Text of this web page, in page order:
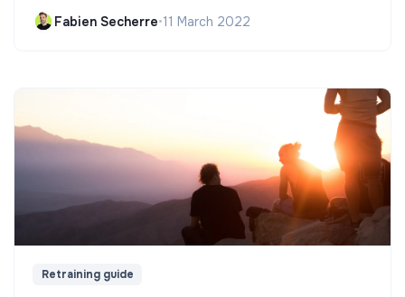
Fabien Secherre•11 March 2022
Retraining guide